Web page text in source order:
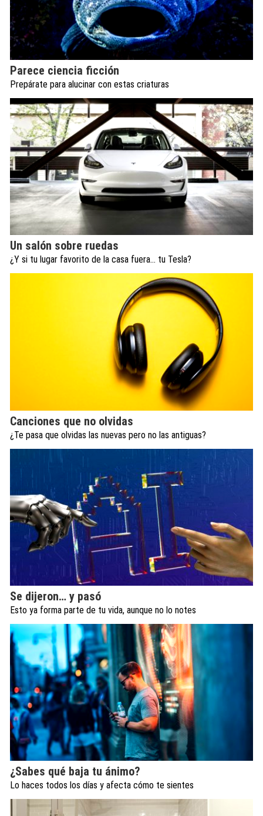
Parece ciencia ficción
Prepárate para alucinar con estas criaturas
Un salón sobre ruedas
¿Y si tu lugar favorito de la casa fuera… tu Tesla?
Canciones que no olvidas
¿Te pasa que olvidas las nuevas pero no las antiguas?
Se dijeron… y pasó
Esto ya forma parte de tu vida, aunque no lo notes
¿Sabes qué baja tu ánimo?
Lo haces todos los días y afecta cómo te sientes